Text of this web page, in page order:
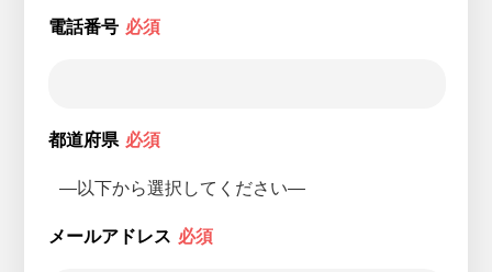
電話番号 必須
都道府県 必須
メールアドレス 必須